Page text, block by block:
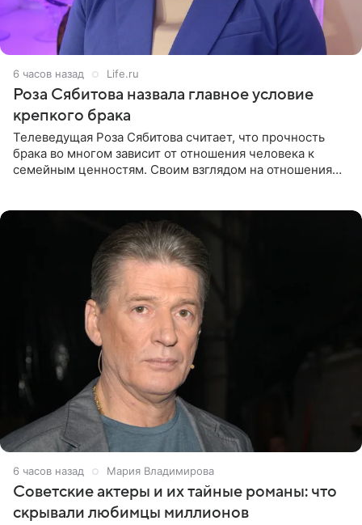
6 часов назад Life.ru
Роза Сябитова назвала главное условие
крепкого брака
Телеведущая Роза Сябитова считает, что прочность
брака во многом зависит от отношения человека к
семейным ценностям. Своим взглядом на отношения
6 часов назад Мария Владимирова
Советские актеры и их тайные романы: что
скрывали любимцы миллионов